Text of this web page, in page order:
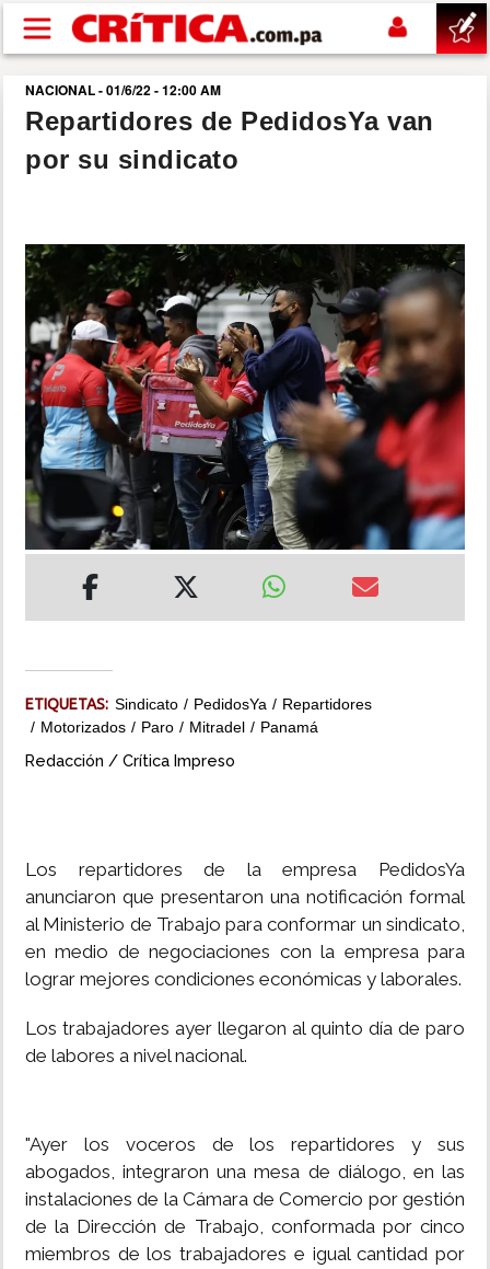
Pasar al contenido principal
buscar
SUCESOS
POLÍTICA
SHOW
DEPORTES
MUNDO
INSÓLITAS
MULTIMEDIA
NACIONAL - 01/6/22 - 12:00 AM
Repartidores de PedidosYa van
por su sindicato
ETIQUETAS: Sindicato PedidosYa
Repartidores
Motorizados
Paro Mitradel Panamá
Redacción / Crítica Impreso
Los repartidores de la empresa PedidosYa
anunciaron que presentaron una notificación formal
al Ministerio de Trabajo para conformar un sindicato,
en medio de negociaciones con la empresa para
lograr mejores condiciones económicas y laborales.
Los trabajadores ayer llegaron al quinto día de paro
de labores a nivel nacional.
"Ayer los voceros de los repartidores y sus
abogados, integraron una mesa de diálogo, en las
instalaciones de la Cámara de Comercio por gestión
de la Dirección de Trabajo, conformada por cinco
miembros de los trabajadores e igual cantidad por